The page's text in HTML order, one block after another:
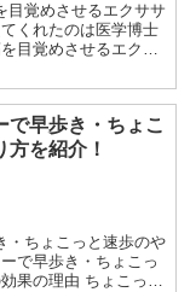
目覚めさせるエクササ
くれたのは医学博士
目覚めさせるエクサ
で早歩き・ちょこ
方を紹介！
・ちょこっと速歩のや
で早歩き・ちょこっ
果の理由 ちょこっと